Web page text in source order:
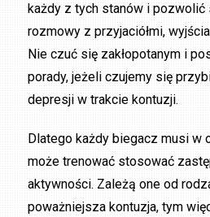
każdy z tych stanów i pozwolić
rozmowy z przyjaciółmi,
Nie czuć się zakłopotanym i
porady, jeżeli czujemy się
depresji w trakcie kontuzji.
Dlatego każdy biegacz musi w
może trenować stosować
aktywności. Zależą one od
poważniejsza kontuzja, tym